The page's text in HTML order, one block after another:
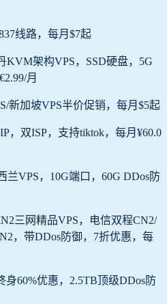
线路，每月$7起
KVM架构VPS，SSD硬盘，5G
月
新加坡VPS半价促销，每月$5起
，双ISP，支持tiktok，每月¥60.0
VPS，10G端口，60G DDos防
三网精品VPS，电信双程CN2/
，带DDos防御，7折优惠，每
身60%优惠，2.5TB顶级DDos防